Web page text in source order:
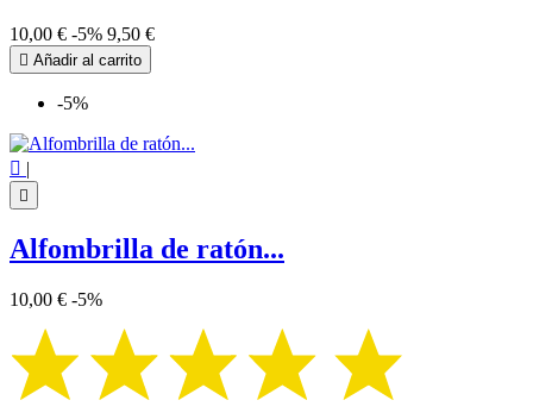
10,00 € -5% 9,50 €
 Añadir al carrito
-5%
 |

Alfombrilla de ratón...
10,00 € -5%